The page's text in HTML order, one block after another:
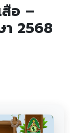
สือ –
า 2568